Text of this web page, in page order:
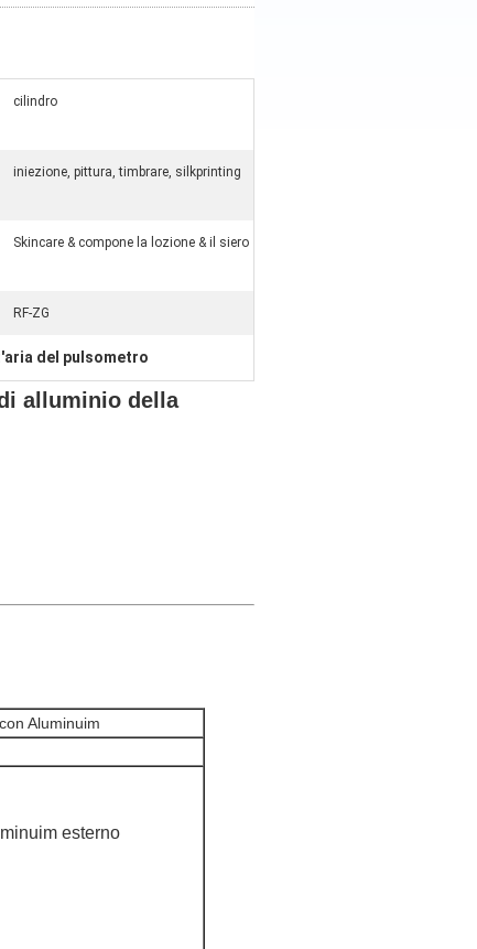
cilindro
iniezione, pittura, timbrare, silkprinting
Skincare & compone la lozione & il siero
RF-ZG
del pulsometro
alluminio della
Aluminuim
esterno